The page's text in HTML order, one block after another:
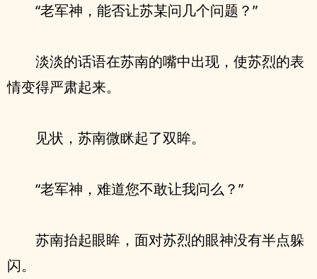
“老军神，能否让苏某问几个问题？”
淡淡的话语在苏南的嘴中出现，使苏烈的表
情变得严肃起来。
见状，苏南微眯起了双眸。
“老军神，难道您不敢让我问么？”
苏南抬起眼眸，面对苏烈的眼神没有半点躲
闪。